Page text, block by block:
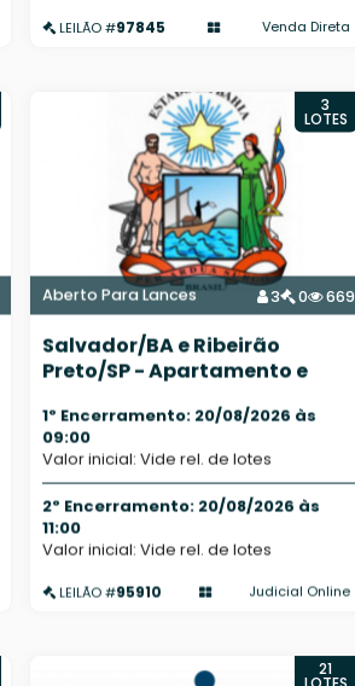
LEILÃO #97845 Venda Direta
Aberto Para Lances 3 0 669
3
LOTES
Salvador/BA e Ribeirão
Preto/SP - Apartamento e
1º Encerramento: 20/08/2026 às
09:00
Valor inicial: Vide rel. de lotes
2º Encerramento: 20/08/2026 às
11:00
Valor inicial: Vide rel. de lotes
LEILÃO #95910 Judicial Online
21